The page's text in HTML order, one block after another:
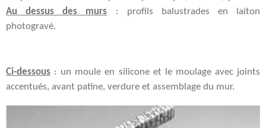
Au dessus des murs : profils balustrades en laiton
photogravé.
Ci-dessous : un moule en silicone et le moulage avec joints
accentués, avant patine, verdure et assemblage du mur.